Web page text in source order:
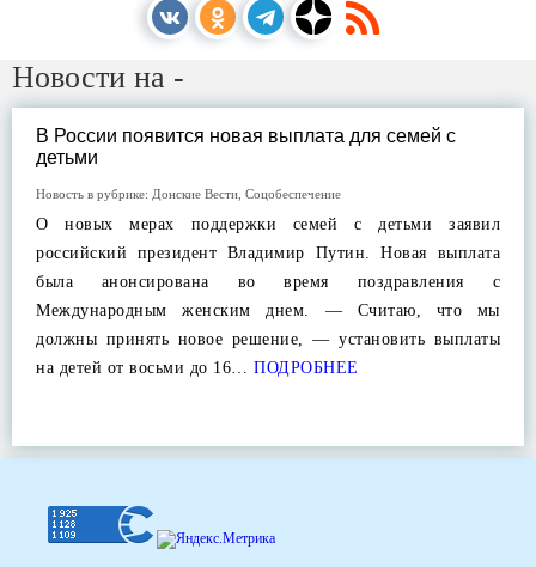
Новости на -
В России появится новая выплата для семей с
детьми
Новость в рубрике: Донские Вести Соцобеспечение
О новых мерах поддержки семей с детьми заявил
российский президент Владимир Путин. Новая выплата
была анонсирована во время поздравления с
Международным женским днем. — Считаю, что мы
должны принять новое решение, — установить выплаты
на детей от восьми до 16… ПОДРОБНЕЕ